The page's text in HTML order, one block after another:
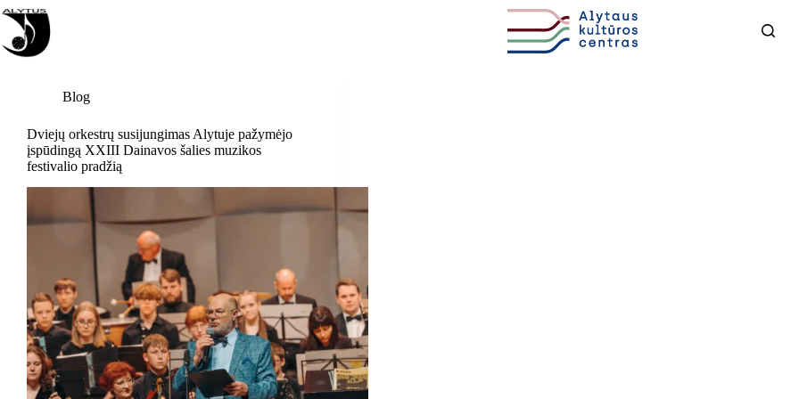
Skip
content
Blog
Dviejų orkestrų susijungimas Alytuje pažymėjo
įspūdingą XXIII Dainavos šalies muzikos
festivalio pradžią